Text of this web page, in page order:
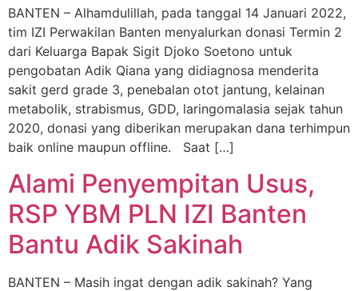
BANTEN – Alhamdulillah, pada tanggal 14 Januari 2022,
tim IZI Perwakilan Banten menyalurkan donasi Termin 2
dari Keluarga Bapak Sigit Djoko Soetono untuk
pengobatan Adik Qiana yang didiagnosa menderita
sakit gerd grade 3, penebalan otot jantung, kelainan
metabolik, strabismus, GDD, laringomalasia sejak tahun
2020, donasi yang diberikan merupakan dana terhimpun
baik online maupun offline. Saat […]
Alami Penyempitan Usus,
RSP YBM PLN IZI Banten
Bantu Adik Sakinah
BANTEN – Masih ingat dengan adik sakinah? Yang